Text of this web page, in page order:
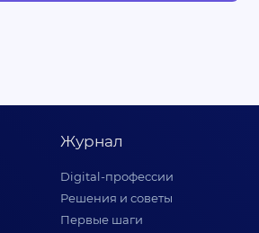
Журнал
Digital-профессии
Решения и советы
Первые шаги